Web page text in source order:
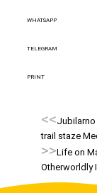
WHATSAPP
TELEGRAM
PRINT
<<
trail staze
>>Life on
Otherworldly